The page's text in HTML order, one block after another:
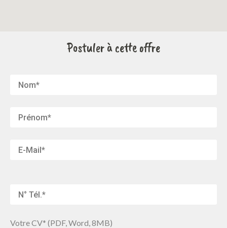
Postuler à cette offre
Votre CV* (PDF, Word, 8MB)